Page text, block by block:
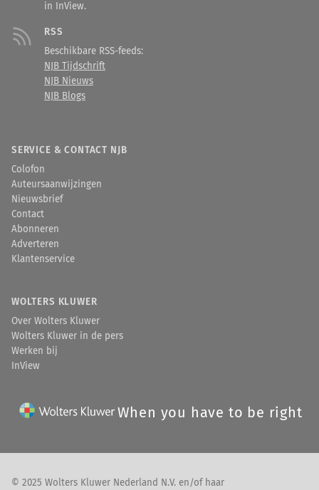
in InView.
RSS
Beschikbare RSS-feeds:
NJB Tijdschrift
NJB Nieuws
NJB Blogs
SERVICE & CONTACT NJB
Colofon
Auteursaanwijzingen
Nieuwsbrief
Contact
Abonneren
Adverteren
Klantenservice
WOLTERS KLUWER
Over Wolters Kluwer
Wolters Kluwer in de pers
Werken bij
InView
When you have to be right
© 2025 Wolters Kluwer Nederland N.V. en/of haar